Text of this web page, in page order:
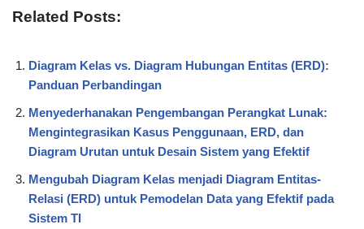
Related Posts:
Diagram Kelas vs. Diagram Hubungan Entitas (ERD):
Panduan Perbandingan
Menyederhanakan Pengembangan Perangkat Lunak:
Mengintegrasikan Kasus Penggunaan, ERD, dan
Diagram Urutan untuk Desain Sistem yang Efektif
Mengubah Diagram Kelas menjadi Diagram Entitas-
Relasi (ERD) untuk Pemodelan Data yang Efektif pada
Sistem TI